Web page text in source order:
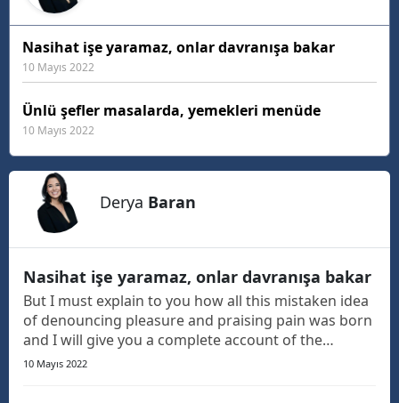
Nasihat işe yaramaz, onlar davranışa bakar
10 Mayıs 2022
Ünlü şefler masalarda, yemekleri menüde
10 Mayıs 2022
Derya Baran
Nasihat işe yaramaz, onlar davranışa bakar
But I must explain to you how all this mistaken idea
of denouncing pleasure and praising pain was born
and I will give you a complete account of the
system, and expound the actual teachings of the
10 Mayıs 2022